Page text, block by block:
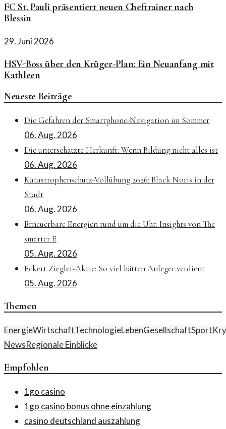
FC St. Pauli präsentiert neuen Cheftrainer nach
Blessin
29. Juni 2026
HSV-Boss über den Krüger-Plan: Ein Neuanfang mit
Kathleen
Neueste Beiträge
Die Gefahren der Smartphone-Navigation im Sommer
06. Aug. 2026
Die unterschätzte Herkunft: Wenn Bildung nicht alles ist
06. Aug. 2026
Katastrophenschutz-Vollübung 2026: Black Noris in der
Stadt
06. Aug. 2026
Erneuerbare Energien rund um die Uhr: Insights von The
smarter E
05. Aug. 2026
Eckert Ziegler-Aktie: So viel hätten Anleger verdient
05. Aug. 2026
Themen
EnergieWirtschaftTechnologieLebenGesellschaftSport
NewsRegionale Einblicke
Empfohlen
1go casino
1go casino bonus ohne einzahlung
casino deutschland auszahlung